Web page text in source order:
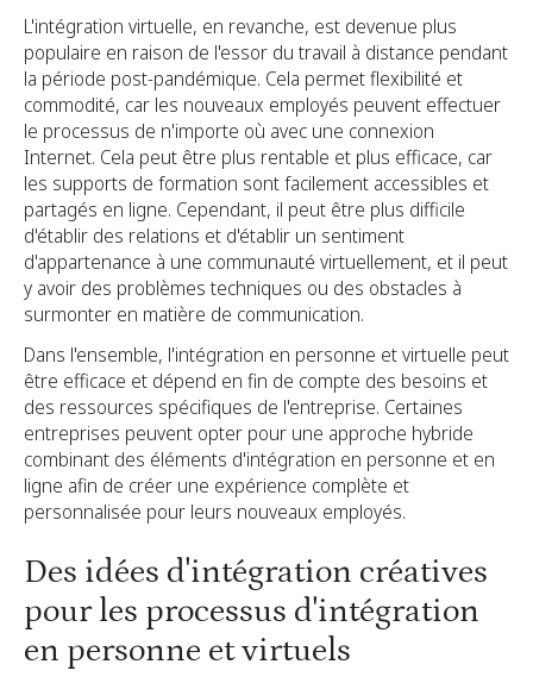
L'intégration virtuelle, en revanche, est devenue plus
populaire en raison de l'essor du travail à distance pendant
la période post-pandémique. Cela permet flexibilité et
commodité, car les nouveaux employés peuvent effectuer
le processus de n'importe où avec une connexion
Internet. Cela peut être plus rentable et plus efficace, car
les supports de formation sont facilement accessibles et
partagés en ligne. Cependant, il peut être plus difficile
d'établir des relations et d'établir un sentiment
d'appartenance à une communauté virtuellement, et il peut
y avoir des problèmes techniques ou des obstacles à
surmonter en matière de communication.
Dans l'ensemble, l'intégration en personne et virtuelle peut
être efficace et dépend en fin de compte des besoins et
des ressources spécifiques de l'entreprise. Certaines
entreprises peuvent opter pour une approche hybride
combinant des éléments d'intégration en personne et en
ligne afin de créer une expérience complète et
personnalisée pour leurs nouveaux employés.
Des idées d'intégration créatives
pour les processus d'intégration
en personne et virtuels